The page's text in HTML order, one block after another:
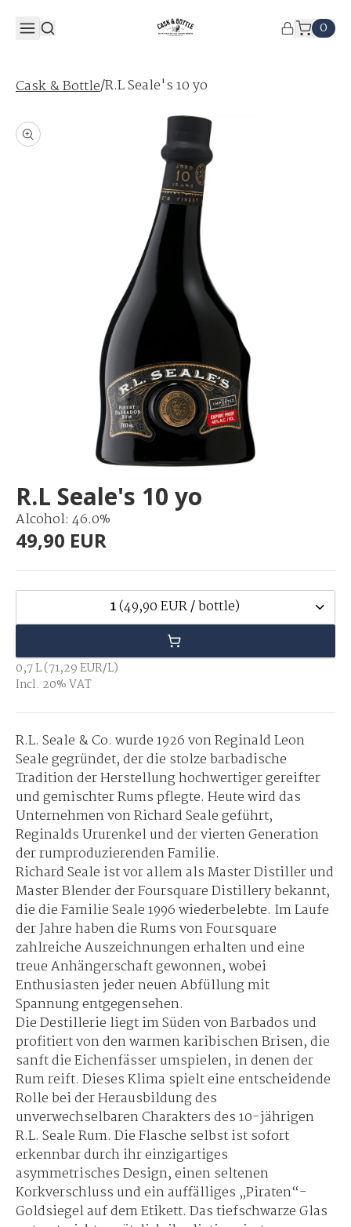
0
Cask & Bottle/R.L Seale's 10 yo
R.L Seale's 10 yo
Alcohol: 46.0%
49,90 EUR
1(49,90 EUR / bottle)
0,7 L (71,29 EUR/L)
Incl. 20% VAT
R.L. Seale & Co. wurde 1926 von Reginald Leon
Seale gegründet, der die stolze barbadische
Tradition der Herstellung hochwertiger gereifter
und gemischter Rums pflegte. Heute wird das
Unternehmen von Richard Seale geführt,
Reginalds Ururenkel und der vierten Generation
der rumproduzierenden Familie.
Richard Seale ist vor allem als Master Distiller und
Master Blender der Foursquare Distillery bekannt,
die die Familie Seale 1996 wiederbelebte. Im Laufe
der Jahre haben die Rums von Foursquare
zahlreiche Auszeichnungen erhalten und eine
treue Anhängerschaft gewonnen, wobei
Enthusiasten jeder neuen Abfüllung mit
Spannung entgegensehen.
Die Destillerie liegt im Süden von Barbados und
profitiert von den warmen karibischen Brisen, die
sanft die Eichenfässer umspielen, in denen der
Rum reift. Dieses Klima spielt eine entscheidende
Rolle bei der Herausbildung des
unverwechselbaren Charakters des 10-jährigen
R.L. Seale Rum. Die Flasche selbst ist sofort
erkennbar durch ihr einzigartiges
asymmetrisches Design, einen seltenen
Korkverschluss und ein auffälliges „Piraten“-
Goldsiegel auf dem Etikett. Das tiefschwarze Glas